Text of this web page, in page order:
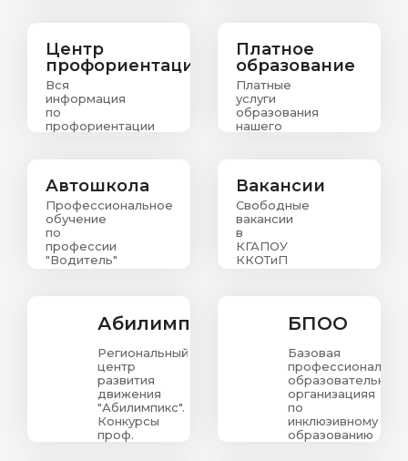
абитуриентов
Центр
профориентации
Вся
информация
по
профориентации
Платное
образование
Платные
услуги
образования
нашего
Автошкола
Профессиональное
обучение
по
профессии
"Водитель"
Вакансии
Свободные
вакансии
в
КГАПОУ
ККОТиП
Абилимпикс
Региональный
центр
развития
движения
"Абилимпикс".
Конкурсы
проф.
БПОО
Базовая
образовательная
организацияя
по
инклюзивному
образованию